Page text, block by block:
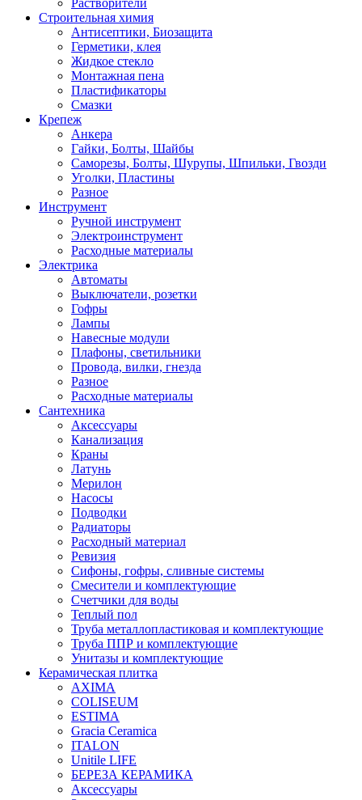
Растворители
Строительная химия
Антисептики, Биозащита
Герметики, клея
Жидкое стекло
Монтажная пена
Пластификаторы
Смазки
Крепеж
Анкера
Гайки, Болты, Шайбы
Саморезы, Болты, Шурупы, Шпильки, Гвозди
Уголки, Пластины
Разное
Инструмент
Ручной инструмент
Электроинструмент
Расходные материалы
Электрика
Автоматы
Выключатели, розетки
Гофры
Лампы
Навесные модули
Плафоны, светильники
Провода, вилки, гнезда
Разное
Расходные материалы
Сантехника
Аксессуары
Канализация
Краны
Латунь
Мерилон
Насосы
Подводки
Радиаторы
Расходный материал
Ревизия
Сифоны, гофры, сливные системы
Смесители и комплектующие
Счетчики для воды
Теплый пол
Труба металлопластиковая и комплектующие
Труба ППР и комплектующие
Унитазы и комплектующие
Керамическая плитка
AXIMA
COLISEUM
ESTIMA
Gracia Ceramica
ITALON
Unitile LIFE
БЕРЕЗА КЕРАМИКА
Аксессуары